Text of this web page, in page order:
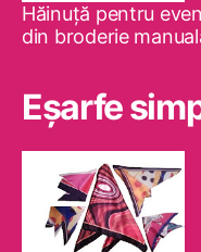
Hăinuţă pentru
din broderie
Eşarfe